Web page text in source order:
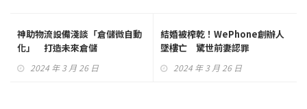
神助物流設備淺談「倉儲微自動
化」 打造未來倉儲
2024 年 3 月 26 日
結婚被榨乾！WePhone創辦人
墜樓亡 驚世前妻認罪
2024 年 3 月 26 日